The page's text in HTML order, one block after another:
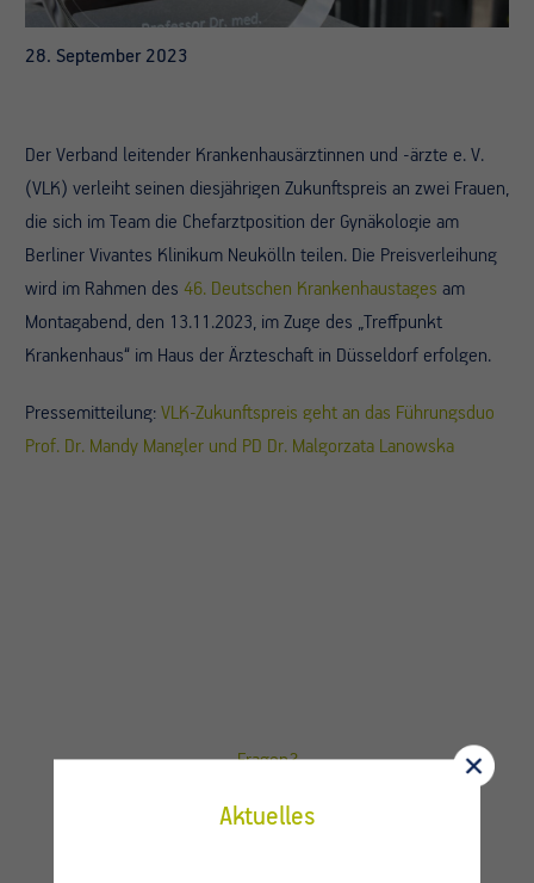
28. September 2023
Der Verband leitender Krankenhausärztinnen und -ärzte e. V.
(VLK) verleiht seinen diesjährigen Zukunftspreis an zwei Frauen,
die sich im Team die Chefarztposition der Gynäkologie am
Berliner Vivantes Klinikum Neukölln teilen. Die Preisverleihung
wird im Rahmen des 46. Deutschen Krankenhaustages am
Montagabend, den 13.11.2023, im Zuge des „Treffpunkt
Krankenhaus“ im Haus der Ärzteschaft in Düsseldorf erfolgen.
Pressemitteilung: VLK-Zukunftspreis geht an das Führungsduo
Prof. Dr. Mandy Mangler und PD Dr. Malgorzata Lanowska
Fragen?
Kontaktieren Sie uns.
Aktuelles